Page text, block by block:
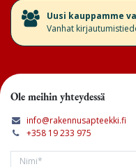
​Uusi kauppamme
Vanhat
Ole meihin yhteydessä
info@rakennusapteekki.fi
+358 19 233 975